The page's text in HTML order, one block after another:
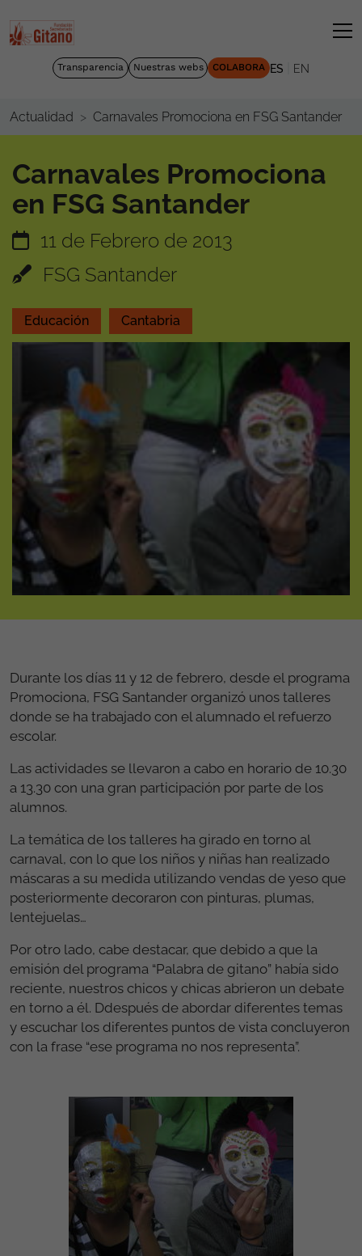
Transparencia Nuestras webs COLABORA ES EN
Actualidad Carnavales Promociona en FSG Santander
Carnavales Promociona
en FSG Santander
11 de Febrero de 2013
FSG Santander
Educación Cantabria
Durante los días 11 y 12 de febrero, desde el programa
Promociona, FSG Santander organizó unos talleres
donde se ha trabajado con el alumnado el refuerzo
escolar.
Las actividades se llevaron a cabo en horario de 10.30
a 13.30 con una gran participación por parte de los
alumnos.
La temática de los talleres ha girado en torno al
carnaval, con lo que los niños y niñas han realizado
máscaras a su medida utilizando vendas de yeso que
posteriormente decoraron con pinturas, plumas,
lentejuelas…
Por otro lado, cabe destacar, que debido a que la
emisión del programa “Palabra de gitano” había sido
reciente, nuestros chicos y chicas abrieron un debate
en torno a él. Ddespués de abordar diferentes temas
y escuchar los diferentes puntos de vista concluyeron
con la frase “ese programa no nos representa”.